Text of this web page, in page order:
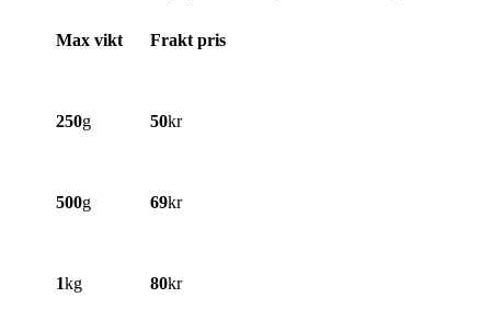
Max vikt Frakt pris
250g 50kr
500g 69kr
1kg 80kr